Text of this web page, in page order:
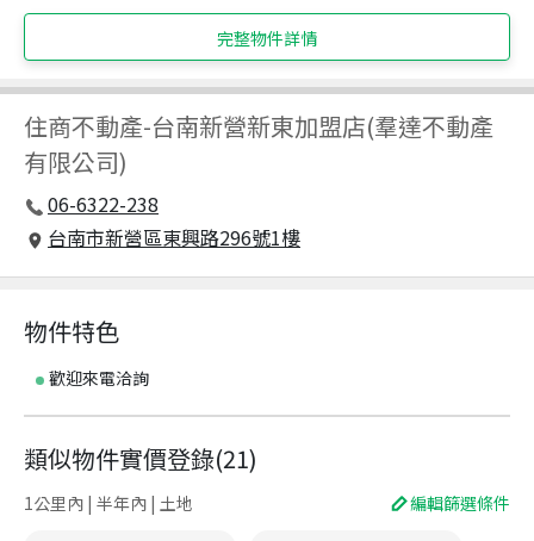
完整物件詳情
住商不動產-台南新營新東加盟店(羣達不動產
有限公司)
06-6322-238
台南市新營區東興路296號1樓
物件特色
歡迎來電洽詢
類似物件實價登錄(21)
1公里內 | 半年內 | 土地 編輯篩選條件